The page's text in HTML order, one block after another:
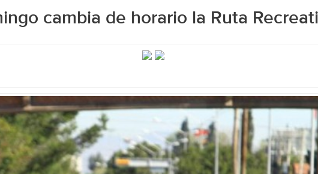
cambia de horario la Ruta